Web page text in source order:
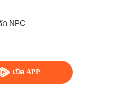
เปิด APP
ก NPC